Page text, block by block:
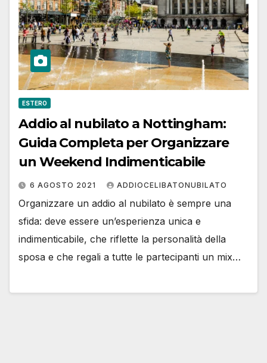
ESTERO
Addio al nubilato a Nottingham:
Guida Completa per Organizzare
un Weekend Indimenticabile
6 AGOSTO 2021 ADDIOCELIBATONUBILATO
Organizzare un addio al nubilato è sempre una
sfida: deve essere un’esperienza unica e
indimenticabile, che riflette la personalità della
sposa e che regali a tutte le partecipanti un mix…